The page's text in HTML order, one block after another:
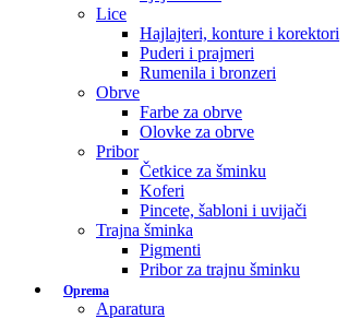
Lice
Hajlajteri, konture i korektori
Puderi i prajmeri
Rumenila i bronzeri
Obrve
Farbe za obrve
Olovke za obrve
Pribor
Četkice za šminku
Koferi
Pincete, šabloni i uvijači
Trajna šminka
Pigmenti
Pribor za trajnu šminku
Oprema
Aparatura